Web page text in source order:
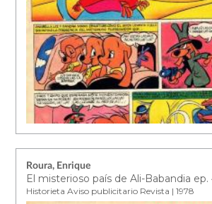
Roura, Enrique
El misterioso país de Ali-Babandia ep.
Historieta Aviso publicitario Revista | 1978